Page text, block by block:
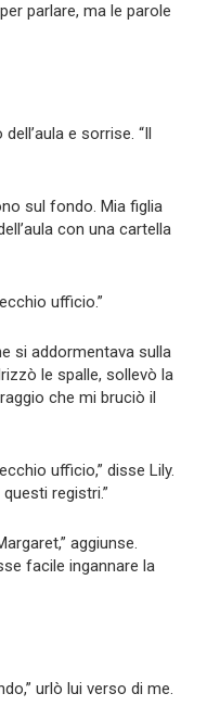
parlare, ma le parole
e sorrise. “Il
sul fondo. Mia figlia
con una cartella
ufficio.”
si addormentava sulla
le spalle, sollevò la
che mi bruciò il
ufficio,” disse Lily.
registri.”
aggiunse.
facile ingannare la
urlò lui verso di me.